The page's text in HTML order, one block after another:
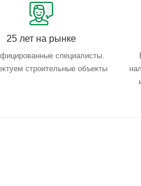
25 лет на рынке
специалисты.
строительные объекты